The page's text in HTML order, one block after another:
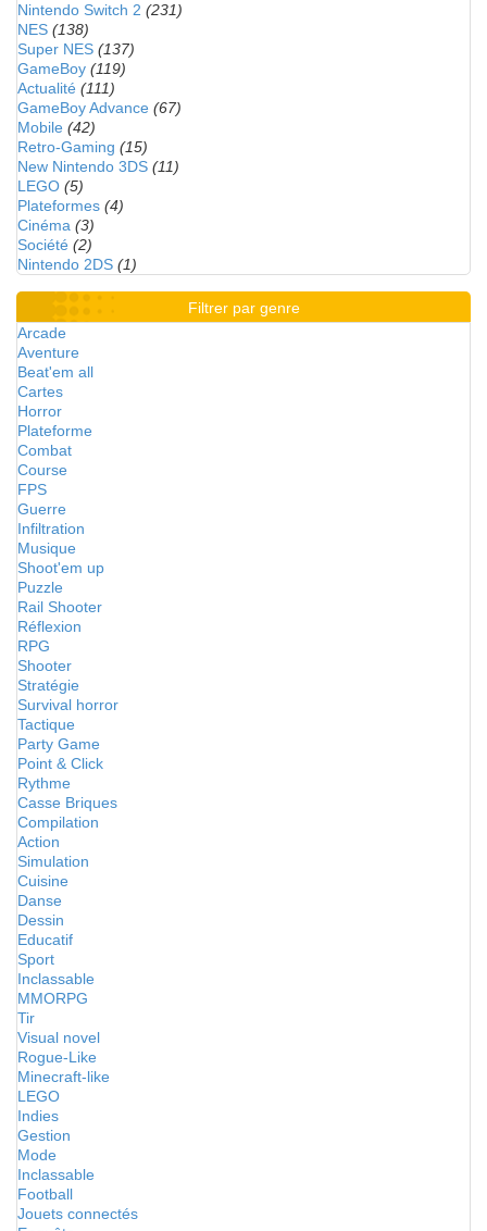
Nintendo Switch 2 (231)
NES (138)
Super NES (137)
GameBoy (119)
Actualité (111)
GameBoy Advance (67)
Mobile (42)
Retro-Gaming (15)
New Nintendo 3DS (11)
LEGO (5)
Plateformes (4)
Cinéma (3)
Société (2)
Nintendo 2DS (1)
Filtrer par genre
Arcade
Aventure
Beat'em all
Cartes
Horror
Plateforme
Combat
Course
FPS
Guerre
Infiltration
Musique
Shoot'em up
Puzzle
Rail Shooter
Réflexion
RPG
Shooter
Stratégie
Survival horror
Tactique
Party Game
Point & Click
Rythme
Casse Briques
Compilation
Action
Simulation
Cuisine
Danse
Dessin
Educatif
Sport
Inclassable
MMORPG
Tir
Visual novel
Rogue-Like
Minecraft-like
LEGO
Indies
Gestion
Mode
Inclassable
Football
Jouets connectés